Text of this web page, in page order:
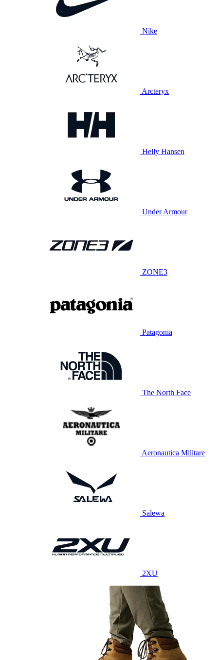
Nike
Arcteryx
Helly Hansen
Under Armour
ZONE3
Patagonia
The North Face
Aeronautica Militare
Salewa
2XU